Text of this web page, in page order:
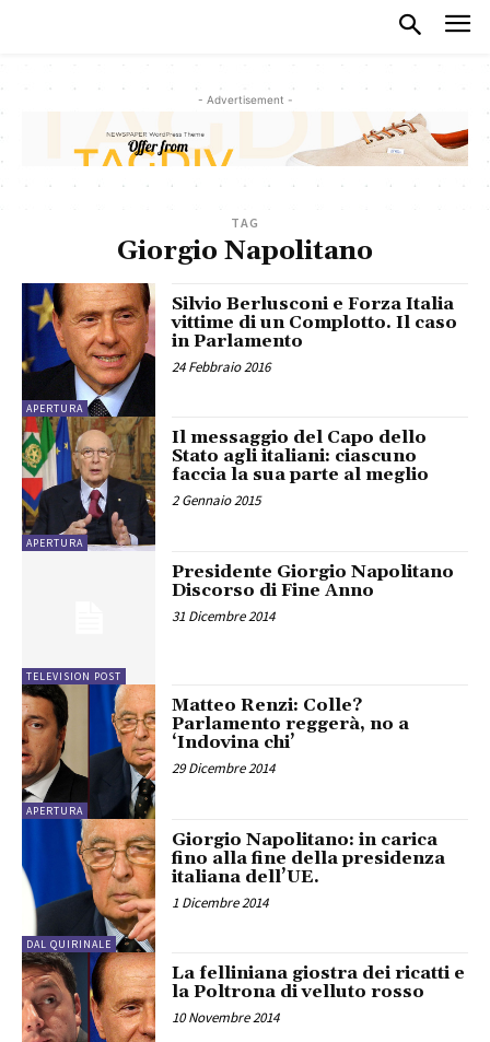
- Advertisement -
TAG
Giorgio Napolitano
APERTURA
Silvio Berlusconi e Forza Italia
vittime di un Complotto. Il caso
in Parlamento
24 Febbraio 2016
APERTURA
Il messaggio del Capo dello
Stato agli italiani: ciascuno
faccia la sua parte al meglio
2 Gennaio 2015
TELEVISION POST
Presidente Giorgio Napolitano
Discorso di Fine Anno
31 Dicembre 2014
APERTURA
Matteo Renzi: Colle?
Parlamento reggerà, no a
‘Indovina chi’
29 Dicembre 2014
DAL QUIRINALE
Giorgio Napolitano: in carica
fino alla fine della presidenza
italiana dell’UE.
1 Dicembre 2014
La felliniana giostra dei ricatti e
la Poltrona di velluto rosso
10 Novembre 2014